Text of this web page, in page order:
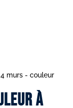
murs - couleur
à